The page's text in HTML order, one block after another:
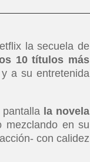
la secuela de
10 títulos más
a su entretenida
la novela
mezclando en su
con calidez